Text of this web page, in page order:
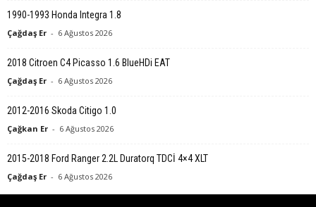
1990-1993 Honda Integra 1.8
Çağdaş Er - 6 Ağustos 2026
2018 Citroen C4 Picasso 1.6 BlueHDi EAT
Çağdaş Er - 6 Ağustos 2026
2012-2016 Skoda Citigo 1.0
Çağkan Er - 6 Ağustos 2026
2015-2018 Ford Ranger 2.2L Duratorq TDCİ 4×4 XLT
Çağdaş Er - 6 Ağustos 2026